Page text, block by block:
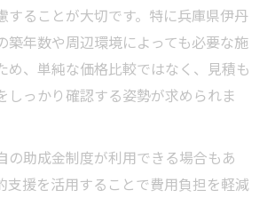
することが大切です。特に兵庫県伊丹
築年数や周辺環境によっても必要な施
め、単純な価格比較ではなく、見積も
しっかり確認する姿勢が求められま
の助成金制度が利用できる場合もあ
支援を活用することで費用負担を軽減